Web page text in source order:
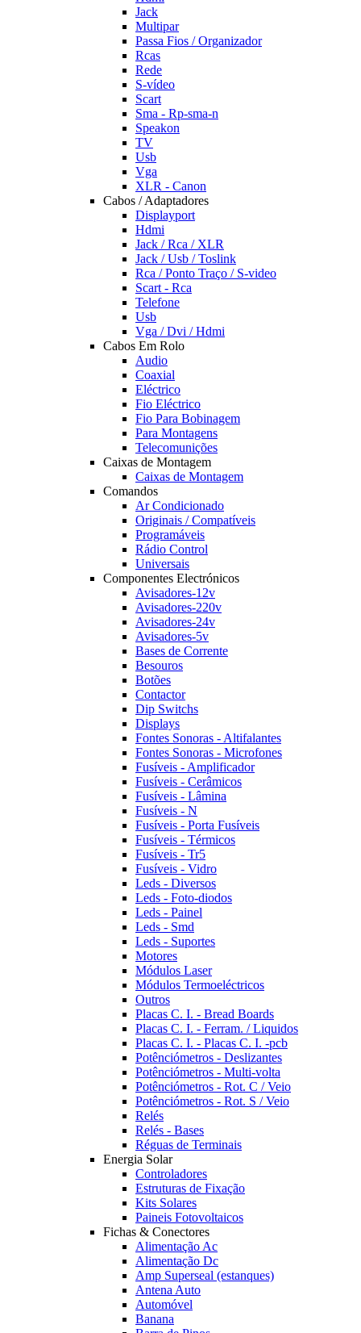
Jack
Multipar
Passa Fios / Organizador
Rcas
Rede
S-vídeo
Scart
Sma - Rp-sma-n
Speakon
TV
Usb
Vga
XLR - Canon
Cabos / Adaptadores
Displayport
Hdmi
Jack / Rca / XLR
Jack / Usb / Toslink
Rca / Ponto Traço / S-video
Scart - Rca
Telefone
Usb
Vga / Dvi / Hdmi
Cabos Em Rolo
Audio
Coaxial
Eléctrico
Fio Eléctrico
Fio Para Bobinagem
Para Montagens
Telecomunições
Caixas de Montagem
Caixas de Montagem
Comandos
Ar Condicionado
Originais / Compatíveis
Programáveis
Rádio Control
Universais
Componentes Electrónicos
Avisadores-12v
Avisadores-220v
Avisadores-24v
Avisadores-5v
Bases de Corrente
Besouros
Botões
Contactor
Dip Switchs
Displays
Fontes Sonoras - Altifalantes
Fontes Sonoras - Microfones
Fusíveis - Amplificador
Fusíveis - Cerâmicos
Fusíveis - Lâmina
Fusíveis - N
Fusíveis - Porta Fusíveis
Fusíveis - Térmicos
Fusíveis - Tr5
Fusíveis - Vidro
Leds - Diversos
Leds - Foto-diodos
Leds - Painel
Leds - Smd
Leds - Suportes
Motores
Módulos Laser
Módulos Termoeléctricos
Outros
Placas C. I. - Bread Boards
Placas C. I. - Ferram. / Liquidos
Placas C. I. - Placas C. I. -pcb
Potênciómetros - Deslizantes
Potênciómetros - Multi-volta
Potênciómetros - Rot. C / Veio
Potênciómetros - Rot. S / Veio
Relés
Relés - Bases
Réguas de Terminais
Energia Solar
Controladores
Estruturas de Fixação
Kits Solares
Paineis Fotovoltaicos
Fichas & Conectores
Alimentação Ac
Alimentação Dc
Amp Superseal (estanques)
Antena Auto
Automóvel
Banana